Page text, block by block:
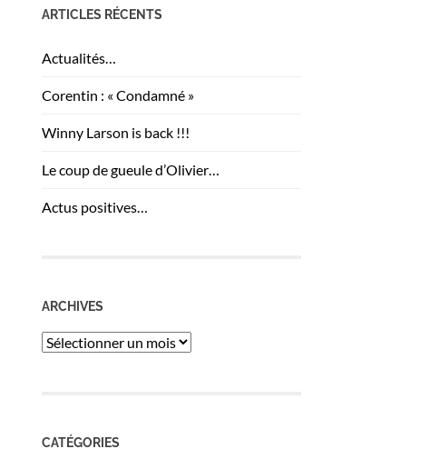
ARTICLES RÉCENTS
Actualités…
Corentin : « Condamné »
Winny Larson is back !!!
Le coup de gueule d’Olivier…
Actus positives…
ARCHIVES
Archives
CATÉGORIES